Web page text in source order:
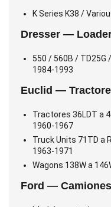
K Series K38 /
Dresser —
550 / 560B / TD25G
1984-1993
Euclid —
Tractores 36LDT a
1960-1967
Truck Units 71TD a
1963-1971
Wagons 138W a
Ford —